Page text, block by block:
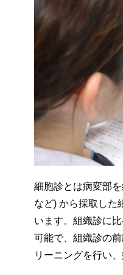
細胞診とは病変部
など) から採取した
います。組織診に
可能で、組織診の
リーニングを行い